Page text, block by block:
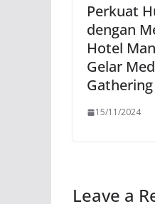
Perkuat
dengan
Hotel
Gelar
Gathering
15/11/2024
Leave a